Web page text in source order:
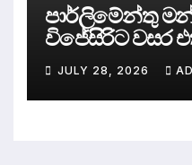
පාර්ලිමේන්තු
විජේසිරිට වසර
දඬුවම්.
JULY 28, 2026